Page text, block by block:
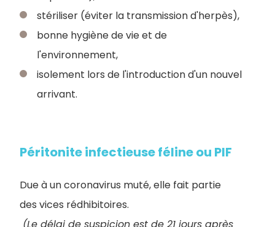
stériliser (éviter la transmission d'herpès),
bonne hygiène de vie et de
l'environnement,
isolement lors de l'introduction d'un nouvel
arrivant.
Péritonite infectieuse féline ou PIF
Due à un coronavirus muté, elle fait partie
des vices rédhibitoires.